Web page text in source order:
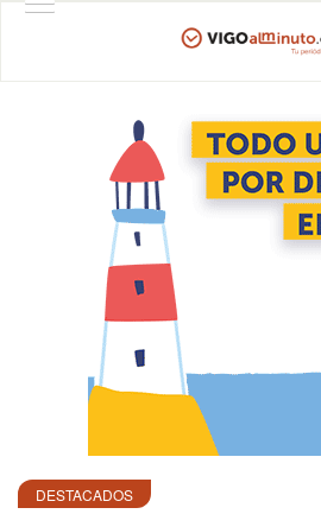
DESTACADOS